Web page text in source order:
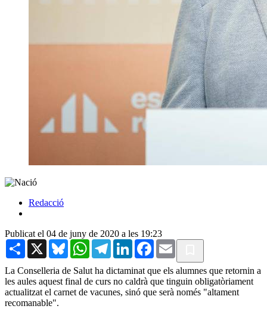
Redacció
Publicat el 04 de juny de 2020 a les 19:23
Share X BlueskyWhatsAppTelegramLinkedInFacebook
Email
La Conselleria de Salut ha dictaminat que els alumnes que retornin a
les aules aquest final de curs no caldrà que tinguin obligatòriament
actualitzat el carnet de vacunes, sinó que serà només "altament
recomanable".